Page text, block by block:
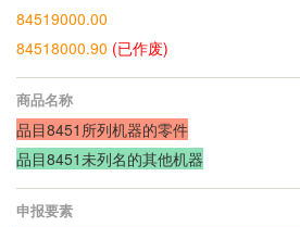
84519000.00
84518000.90 (已作废)
商品名称
品目8451所列机器的零件
品目8451未列名的其他机器
申报要素